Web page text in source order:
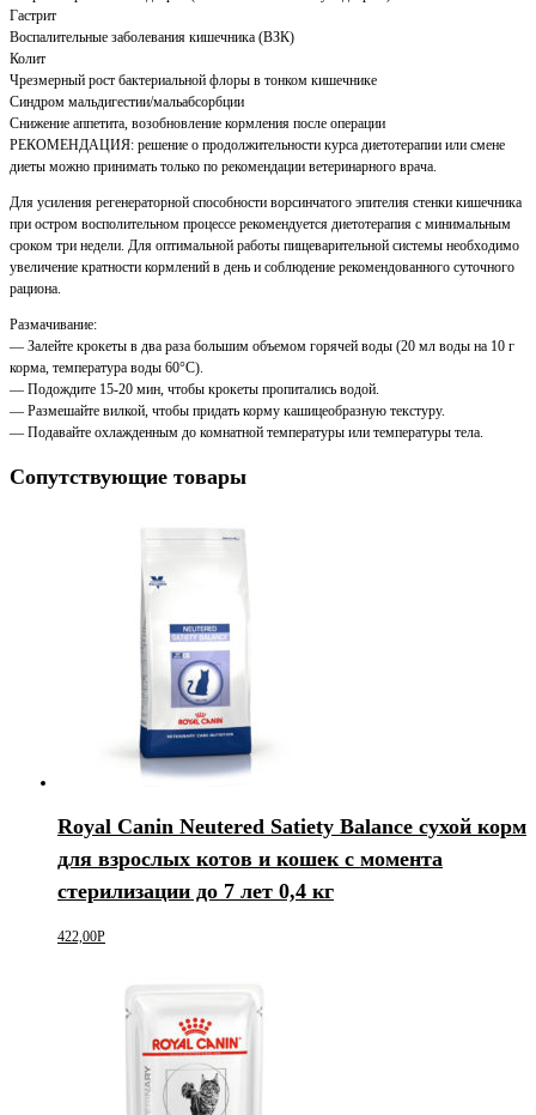
Гастрит
Воспалительные заболевания кишечника (ВЗК)
Колит
Чрезмерный рост бактериальной флоры в тонком кишечнике
Синдром мальдигестии/мальабсорбции
Снижение аппетита, возобновление кормления после операции
РЕКОМЕНДАЦИЯ: решение о продолжительности курса диетотерапии или смене
диеты можно принимать только по рекомендации ветеринарного врача.
Для усиления регенераторной способности ворсинчатого эпителия стенки кишечника
при остром восполительном процессе рекомендуется диетотерапия с минимальным
сроком три недели. Для оптимальной работы пищеварительной системы необходимо
увеличение кратности кормлений в день и соблюдение рекомендованного суточного
рациона.
Размачивание:
— Залейте крокеты в два раза большим объемом горячей воды (20 мл воды на 10 г
корма, температура воды 60°С).
— Подождите 15-20 мин, чтобы крокеты пропитались водой.
— Размешайте вилкой, чтобы придать корму кашицеобразную текстуру.
— Подавайте охлажденным до комнатной температуры или температуры тела.
Сопутствующие товары
Royal Canin Neutered Satiety Balance сухой корм
для взрослых котов и кошек с момента
стерилизации до 7 лет 0,4 кг
422,00Р